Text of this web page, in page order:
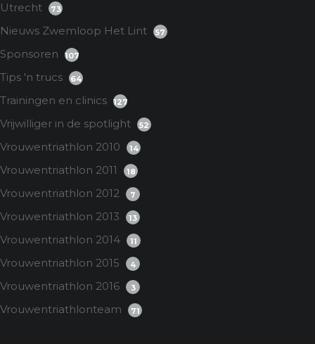
Utrecht
73
Nieuws Zwemloop Het Lint 57
Sponsoren 107
Tips 'n trucs 64
Trainingen en clinics 127
Vrijwilliger in de spotlight 52
Vrouwentriathlon 2010 14
Vrouwentriathlon 2011 18
Vrouwentriathlon 2012 7
Vrouwentriathlon 2013 13
Vrouwentriathlon 2014 11
Vrouwentriathlon 2015 4
Vrouwentriathlon 2016 3
Vrouwentriathlonteam 71